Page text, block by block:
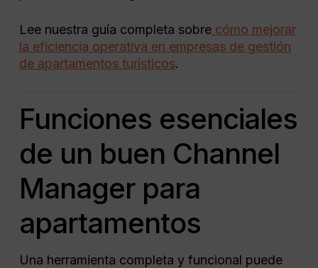
Lee nuestra guía completa sobrecómo mejorar
la eficiencia operativa en empresas de gestión
de apartamentos turísticos.
Funciones esenciales
de un buen Channel
Manager para
apartamentos​
​Una herramienta completa y funcional puede